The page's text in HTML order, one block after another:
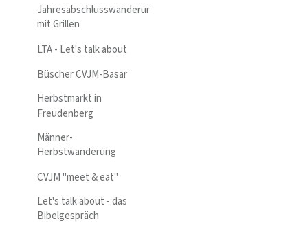
Jahresabschlusswanderung
mit Grillen
LTA - Let's talk about
Büscher CVJM-Basar
Herbstmarkt in
Freudenberg
Männer-
Herbstwanderung
CVJM "meet & eat"
Let's talk about - das
Bibelgespräch